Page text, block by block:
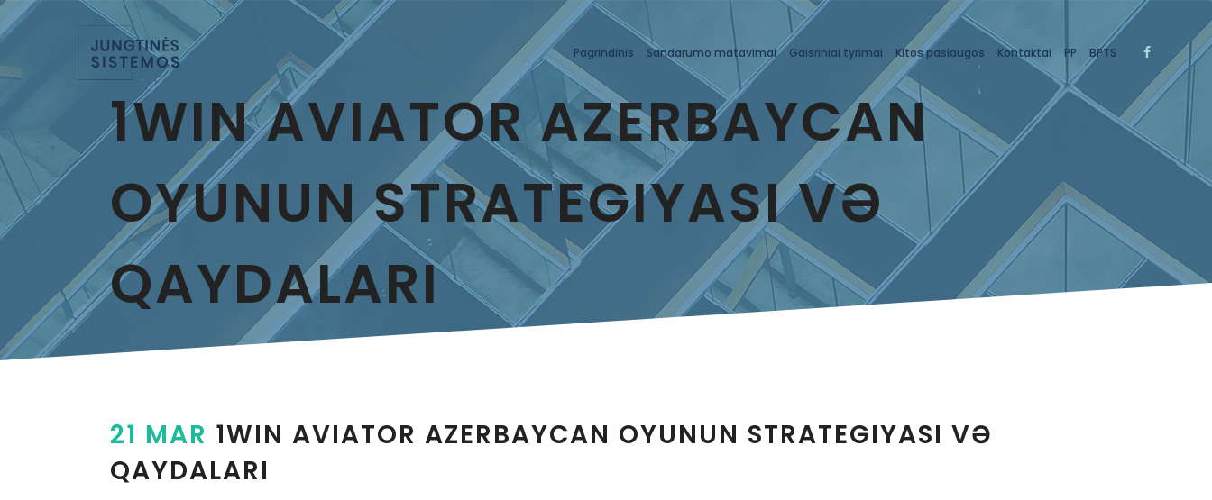
Pagrindinis Sandarumo matavimai Gaisriniai tyrimai Kitos paslaugos Kontaktai PP BPTS
1WIN AVIATOR AZERBAYCAN
OYUNUN STRATEGIYASI VƏ
QAYDALARI
21 MAR 1WIN AVIATOR AZERBAYCAN OYUNUN STRATEGIYASI VƏ
QAYDALARI